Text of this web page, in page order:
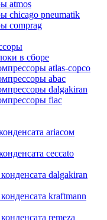
atmos
chicago pneumatik
comprag
в сборе
atlas-copco
abac
dalgakiran
fiac
ariacом
ceccato
dalgakiran
kraftmann
remeza